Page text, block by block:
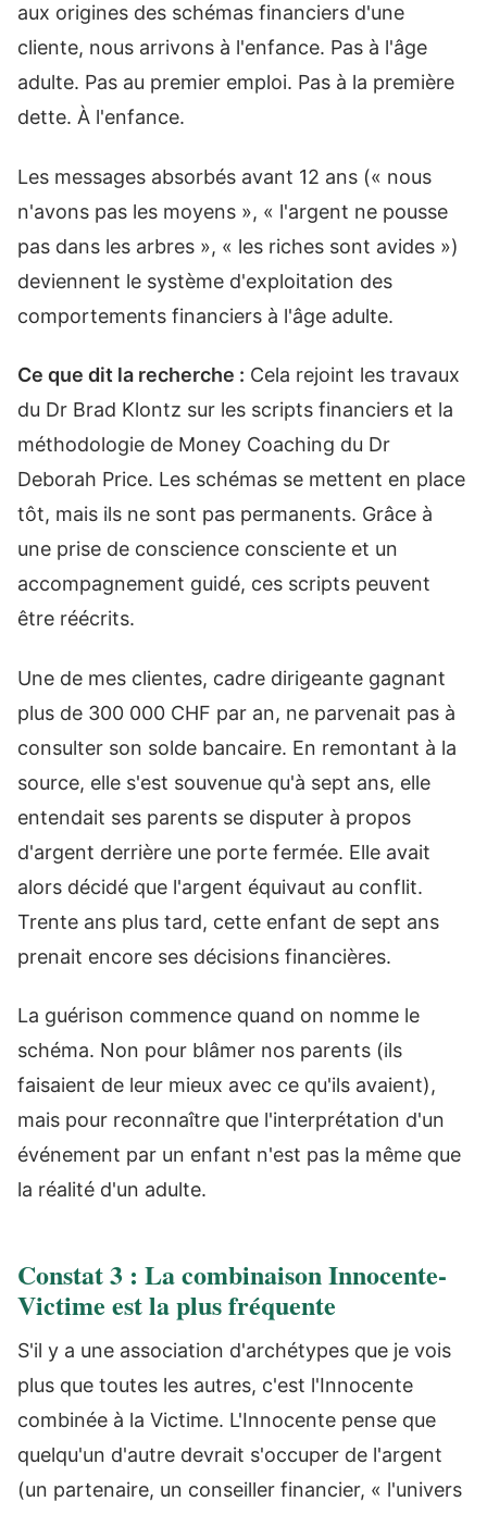
aux origines des schémas financiers d'une
cliente, nous arrivons à l'enfance. Pas à l'âge
adulte. Pas au premier emploi. Pas à la première
dette. À l'enfance.
Les messages absorbés avant 12 ans (« nous
n'avons pas les moyens », « l'argent ne pousse
pas dans les arbres », « les riches sont avides »)
deviennent le système d'exploitation des
comportements financiers à l'âge adulte.
Ce que dit la recherche : Cela rejoint les travaux
du Dr Brad Klontz sur les scripts financiers et la
méthodologie de Money Coaching du Dr
Deborah Price. Les schémas se mettent en place
tôt, mais ils ne sont pas permanents. Grâce à
une prise de conscience consciente et un
accompagnement guidé, ces scripts peuvent
être réécrits.
Une de mes clientes, cadre dirigeante gagnant
plus de 300 000 CHF par an, ne parvenait pas à
consulter son solde bancaire. En remontant à la
source, elle s'est souvenue qu'à sept ans, elle
entendait ses parents se disputer à propos
d'argent derrière une porte fermée. Elle avait
alors décidé que l'argent équivaut au conflit.
Trente ans plus tard, cette enfant de sept ans
prenait encore ses décisions financières.
La guérison commence quand on nomme le
schéma. Non pour blâmer nos parents (ils
faisaient de leur mieux avec ce qu'ils avaient),
mais pour reconnaître que l'interprétation d'un
événement par un enfant n'est pas la même que
la réalité d'un adulte.
Constat 3 : La combinaison Innocente-
Victime est la plus fréquente
S'il y a une association d'archétypes que je vois
plus que toutes les autres, c'est l'Innocente
combinée à la Victime. L'Innocente pense que
quelqu'un d'autre devrait s'occuper de l'argent
(un partenaire, un conseiller financier, « l'univers